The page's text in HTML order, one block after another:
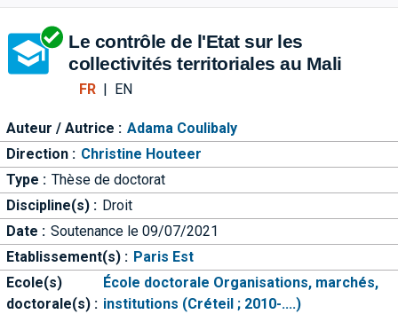
Aller directement à la barre
Le contrôle de l'Etat sur les
collectivités territoriales au Mali
FR EN
Auteur / Autrice : Adama Coulibaly
Direction : Christine Houteer
Type : Thèse de doctorat
Discipline(s) : Droit
Date : Soutenance le 09/07/2021
Etablissement(s) : Paris Est
Ecole(s)
doctorale(s) :
École doctorale Organisations, marchés,
institutions (Créteil ; 2010-....)